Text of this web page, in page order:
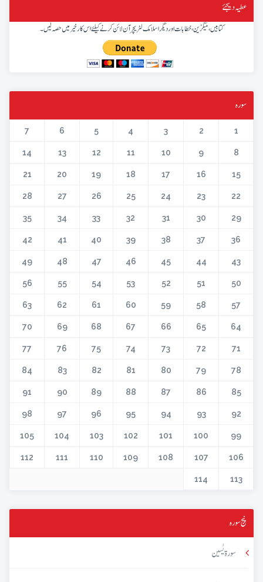
عطیہ دیجئے
کتابیں، میگزین، خطابات اور دیگر اسلامک لٹریچر آن لائن کرنے کیلئے اس کار خیر میں حصہ لیں۔
سورہ
1
2
3
4
5
6
7
8
9
10
11
12
13
14
15
16
17
18
19
20
21
22
23
24
25
26
27
28
29
30
31
32
33
34
35
36
37
38
39
40
41
42
43
44
45
46
47
48
49
50
51
52
53
54
55
56
57
58
59
60
61
62
63
64
65
66
67
68
69
70
71
72
73
74
75
76
77
78
79
80
81
82
83
84
85
86
87
88
89
90
91
92
93
94
95
96
97
98
99
100
101
102
103
104
105
106
107
108
109
110
111
112
113
114
پنج سورہ
سورۃ یٰسین